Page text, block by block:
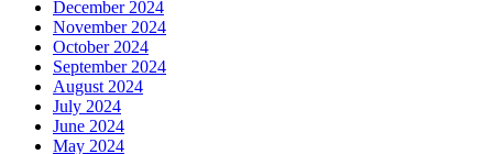
December 2024
November 2024
October 2024
September 2024
August 2024
July 2024
June 2024
May 2024